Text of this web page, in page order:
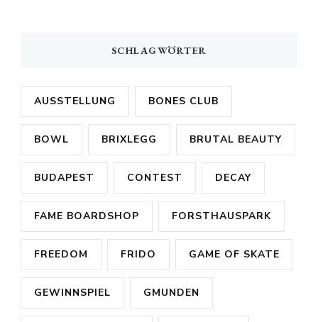
SCHLAGWÖRTER
AUSSTELLUNG BONES CLUB
BOWL BRIXLEGG BRUTAL BEAUTY
BUDAPEST CONTEST DECAY
FAME BOARDSHOP FORSTHAUSPARK
FREEDOM FRIDO GAME OF SKATE
GEWINNSPIEL GMUNDEN